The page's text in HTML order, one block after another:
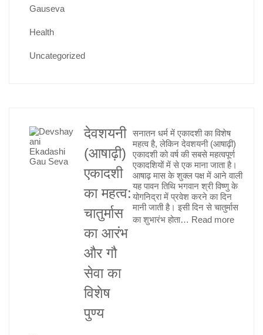
Gauseva
Health
Uncategorized
देवशयनी
(आषाढ़ी)
एकादशी
का महत्व:
चातुर्मास
का आरंभ
और गौ
सेवा का
विशेष
पुण्य
सनातन धर्म में एकादशी का विशेष
महत्व है, लेकिन देवशयनी (आषाढ़ी)
एकादशी को वर्ष की सबसे महत्वपूर्ण
एकादशियों में से एक माना जाता है।
आषाढ़ मास के शुक्ल पक्ष में आने वाली
यह पावन तिथि भगवान श्री विष्णु के
योगनिद्रा में प्रवेश करने का दिन
मानी जाती है। इसी दिन से चातुर्मास
का शुभारंभ होता… Read more: